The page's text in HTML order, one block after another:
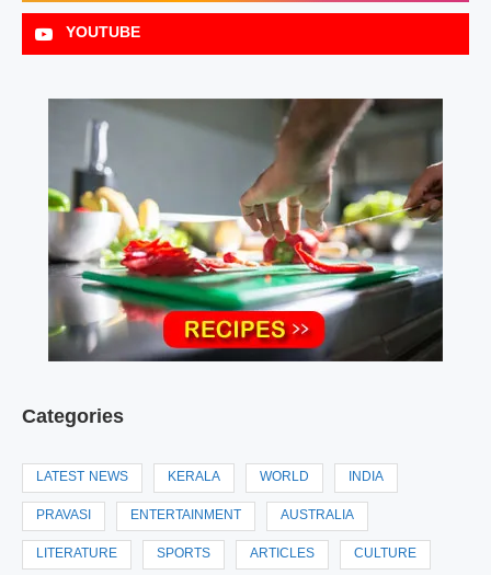
YOUTUBE
Categories
LATEST NEWS KERALA WORLD INDIA
PRAVASI ENTERTAINMENT AUSTRALIA
LITERATURE SPORTS ARTICLES CULTURE